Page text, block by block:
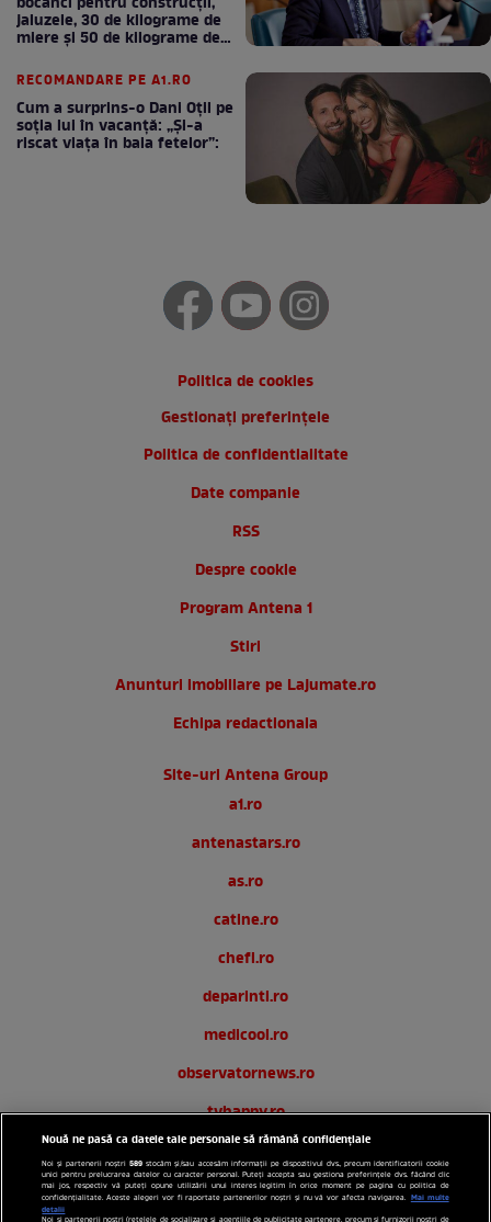
jaluzele, 30 de kilograme de
miere și 50 de kilograme de
RECOMANDARE PE A1.RO
Cum a surprins-o Dani Oțil pe
soția lui în vacanță: „Și-a
riscat viața în baia fetelor”:
Politica de cookies
Gestionați preferințele
Politica de confidentialitate
Date companie
RSS
Despre cookie
Program Antena 1
Stiri
Anunturi imobiliare pe Lajumate.ro
Echipa redactionala
Site-uri Antena Group
a1.ro
antenastars.ro
as.ro
catine.ro
chefi.ro
deparinti.ro
medicool.ro
observatornews.ro
tvhappy.ro
useit.ro
zutv.ro
Nouă ne pasă ca datele tale personale să rămână confidențiale
Noi și partenerii noștri589 stocăm și/sau accesăm informații pe dispozitivul dvs., precum identificatorii cookie
unici pentru prelucrarea datelor cu caracter personal. Puteți accepta sau gestiona preferințele dvs. făcând clic
mai jos, respectiv vă puteți opune utilizării unui interes legitim în orice moment pe pagina cu politica de
confidențialitate. Aceste alegeri vor fi raportate partenerilor noștri și nu vă vor afecta navigarea. Mai multe
detalii